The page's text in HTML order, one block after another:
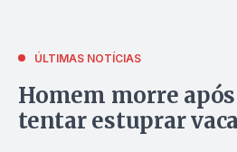
ÚLTIMAS NOTÍCIAS
Homem morre
tentar estuprar